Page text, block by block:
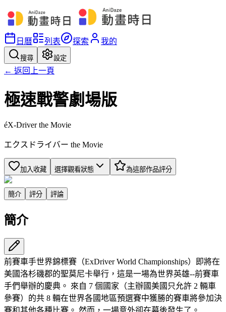
日曆 列表 探索 我的
搜尋 設定
← 返回上一頁
極速戰警劇場版
éX-Driver the Movie
エクスドライバー the Movie
加入收藏 選擇觀看狀態 為這部作品評分
簡介 評分 評論
簡介
前賽車手世界錦標賽（ExDriver World Championships）即將在
美國洛杉磯郡的聖莫尼卡舉行，這是一場為世界英雄--前賽車
手們舉辦的慶典。 來自 7 個國家（主辦國美國只允許 2 輛車
參賽）的共 8 輛在世界各國地區預選賽中獲勝的賽車將參加決